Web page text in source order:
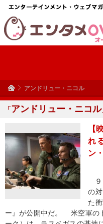
アンドリュー・ニコル
「アンドリュー・ニコル
【
れ
ン
９
の
た
ー』が公開中だ。 米空軍の